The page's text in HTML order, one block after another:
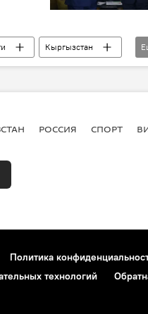
Кыргызстан
Путин встреча
РОССИЯ СПОРТ
Политика
технологий